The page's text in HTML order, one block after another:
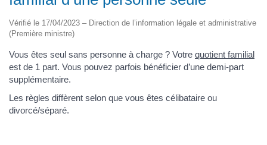
Vérifié le 17/04/2023 – Direction de l’information légale et administrative
(Première ministre)
Vous êtes seul sans personne à charge ? Votre quotient familial
est de 1 part. Vous pouvez parfois bénéficier d’une demi-part
supplémentaire.
Les règles diffèrent selon que vous êtes célibataire ou
divorcé/séparé.